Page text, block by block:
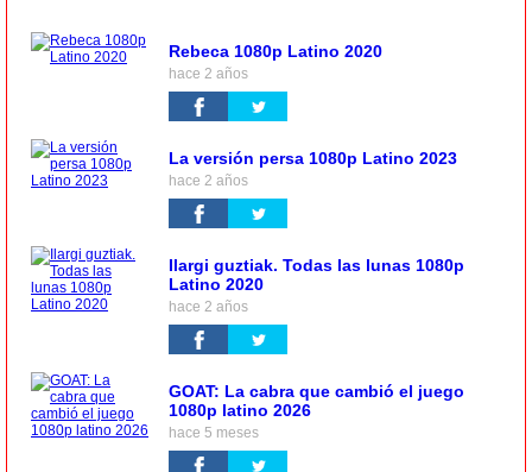
Rebeca 1080p Latino 2020
hace 2 años
La versión persa 1080p Latino 2023
hace 2 años
Ilargi guztiak. Todas las lunas 1080p
Latino 2020
hace 2 años
GOAT: La cabra que cambió el juego
1080p latino 2026
hace 5 meses